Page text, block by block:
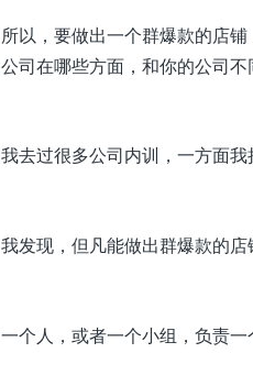
所以，要做出一个群爆款的店
公司在哪些方面，和你的公司不
我去过很多公司内训，一方面
我发现，但凡能做出群爆款的
一个人，或者一个小组，负责一